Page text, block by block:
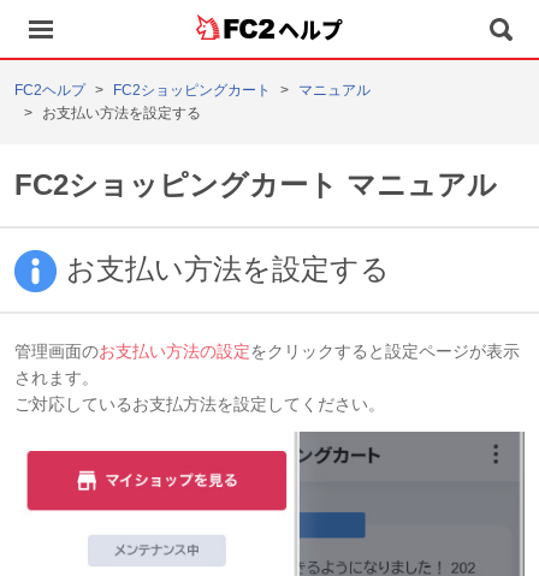
ヘルプ
FC2ヘルプ FC2ショッピングカート
マニュアル
お支払い方法を設定する
FC2ショッピングカート マニュアル
お支払い方法を設定する
管理画面のお支払い方法の設定をクリックすると設定ページが表示
されます。
ご対応しているお支払方法を設定してください。